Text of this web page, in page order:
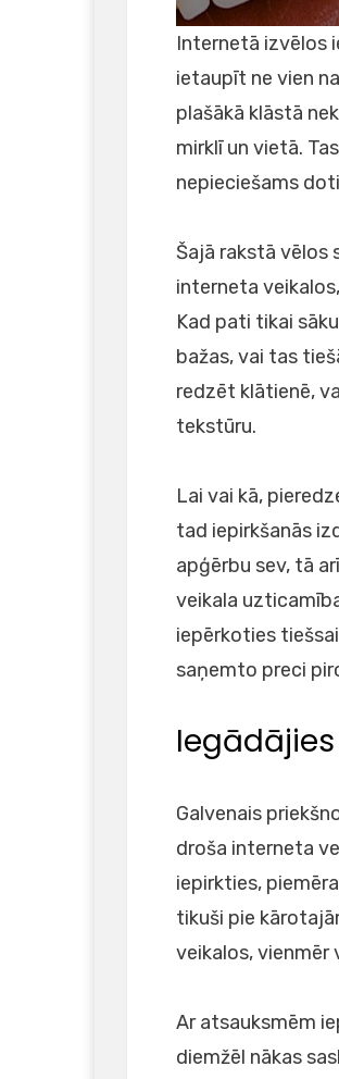
Internetā izvēlos
ietaupīt ne vien
plašākā klāstā
mirklī un vietā.
nepieciešams
Šajā rakstā vēlos
interneta
Kad pati tikai
bažas, vai tas
redzēt klātienē,
tekstūru.
Lai vai kā,
tad iepirkšanās
apģērbu sev, tā
veikala
iepērkoties
saņemto preci
Galvenais
droša interneta
iepirkties,
tikuši pie
veikalos, vienmēr
Ar atsauksmēm
diemžēl nākas